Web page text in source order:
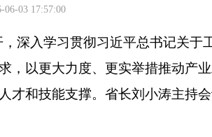
06-03 17:57:00
深入学习贯彻习近平总书记关于
，以更大力度、更实举措推动产
才和技能支撑。省长刘小涛主持